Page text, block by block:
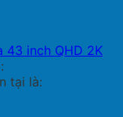
43 inch QHD 2K
tại là: